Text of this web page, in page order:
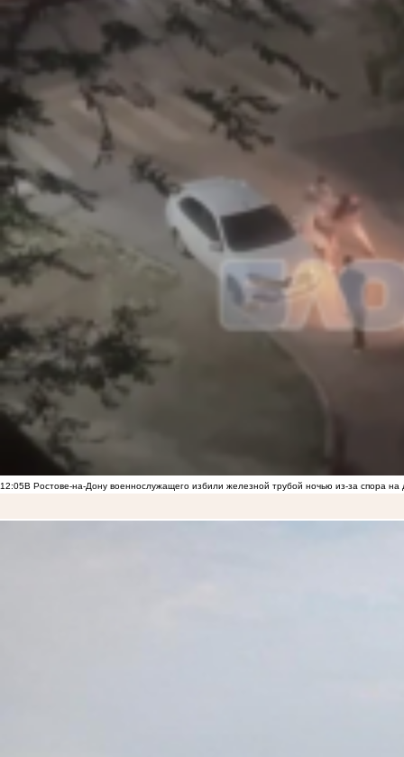
12:05В Ростове-на-Дону военнослужащего избили железной трубой ночью из-за спора на